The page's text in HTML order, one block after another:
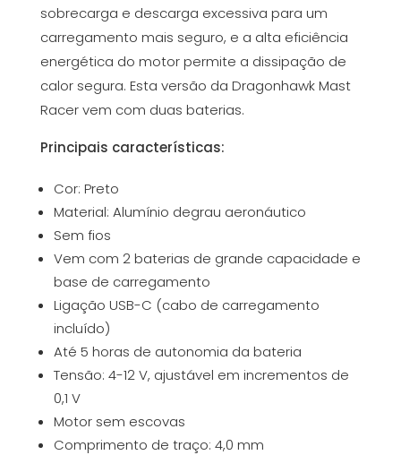
sobrecarga e descarga excessiva para um
carregamento mais seguro, e a alta eficiência
energética do motor permite a dissipação de
calor segura. Esta versão da Dragonhawk Mast
Racer vem com duas baterias.
Principais características:
Cor: Preto
Material: Alumínio degrau aeronáutico
Sem fios
Vem com 2 baterias de grande capacidade e
base de carregamento
Ligação USB-C (cabo de carregamento
incluído)
Até 5 horas de autonomia da bateria
Tensão: 4-12 V, ajustável em incrementos de
0,1 V
Motor sem escovas
Comprimento de traço: 4,0 mm